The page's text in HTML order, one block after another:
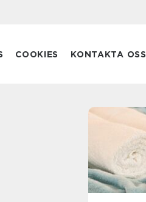
COOKIES KONTAKTA OSS